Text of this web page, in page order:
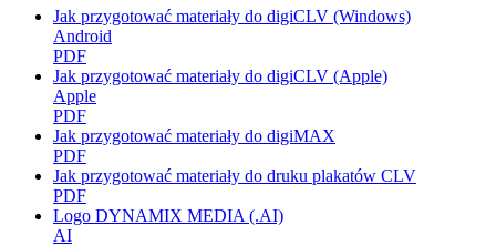
Jak przygotować materiały do digiCLV (Windows)
Android
PDF
Jak przygotować materiały do digiCLV (Apple)
Apple
PDF
Jak przygotować materiały do digiMAX
PDF
Jak przygotować materiały do druku plakatów CLV
PDF
Logo DYNAMIX MEDIA (.AI)
AI